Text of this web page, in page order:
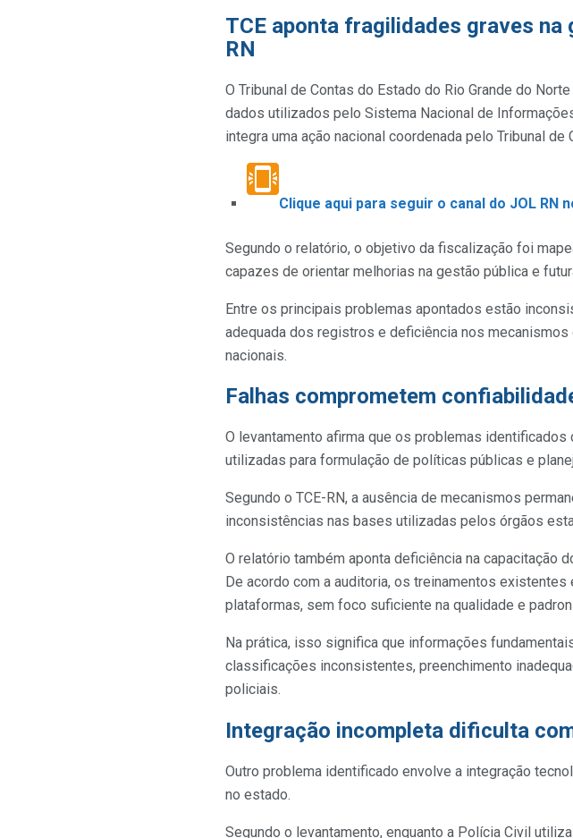
TCE aponta fragilidades graves
RN
O Tribunal de Contas do Estado do Rio Grande do
dados utilizados pelo Sistema Nacional de
integra uma ação nacional coordenada pelo Tribunal
Clique aqui para seguir o canal do JOL RN
Segundo o relatório, o objetivo da fiscalização foi
capazes de orientar melhorias na gestão pública e
Entre os principais problemas apontados estão
adequada dos registros e deficiência nos
nacionais.
Falhas comprometem
O levantamento afirma que os problemas
utilizadas para formulação de políticas públicas e
Segundo o TCE-RN, a ausência de mecanismos
inconsistências nas bases utilizadas pelos órgãos
O relatório também aponta deficiência na
De acordo com a auditoria, os treinamentos
plataformas, sem foco suficiente na qualidade e
Na prática, isso significa que informações
classificações inconsistentes, preenchimento
policiais.
Integração incompleta dificulta
Outro problema identificado envolve a integração
no estado.
Segundo o levantamento, enquanto a Polícia Civil